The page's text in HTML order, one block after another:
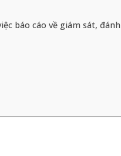
báo cáo về giám sát,